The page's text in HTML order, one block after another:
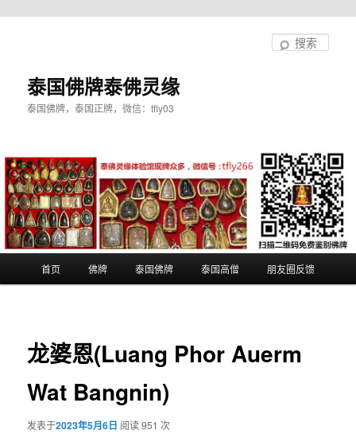
泰国佛牌泰佛灵缘
泰国佛牌，泰国正牌，微信：tfly03
首页 佛牌 泰国佛牌 泰国高僧 朋友圈反馈
龙婆恩(Luang Phor Auerm
Wat Bangnin)
发表于2023年5月6日 阅读 951 次